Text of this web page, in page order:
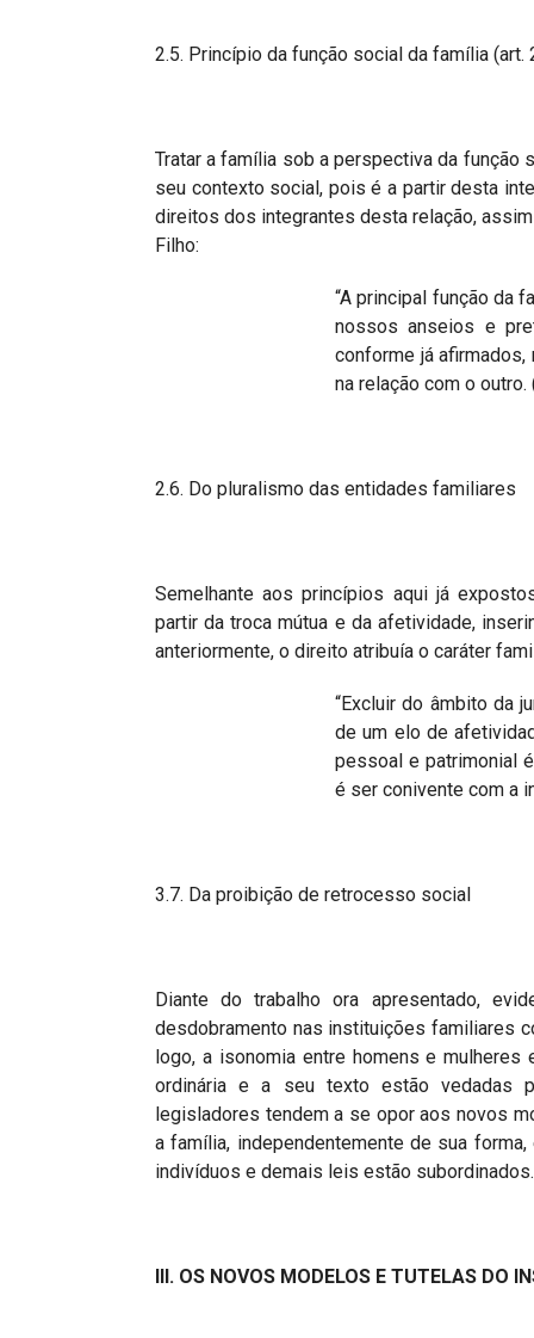
2.5. Princípio da função social da família (art.
Tratar a família sob a perspectiva da
seu contexto social, pois é a partir desta
direitos dos integrantes desta relação,
Filho:
“A principal função da
nossos anseios e
conforme já
na relação com o outro.
2.6. Do pluralismo das entidades familiares
Semelhante aos princípios aqui já
partir da troca mútua e da afetividade,
anteriormente, o direito atribuía o caráter
“Excluir do âmbito da
de um elo de
pessoal e patrimonial
é ser conivente com a
3.7. Da proibição de retrocesso social
Diante do trabalho ora apresentado,
desdobramento nas instituições familiares
logo, a isonomia entre homens e
ordinária e a seu texto estão vedadas
legisladores tendem a se opor aos novos
a família, independentemente de sua
indivíduos e demais leis estão
III. OS NOVOS MODELOS E TUTELAS DO